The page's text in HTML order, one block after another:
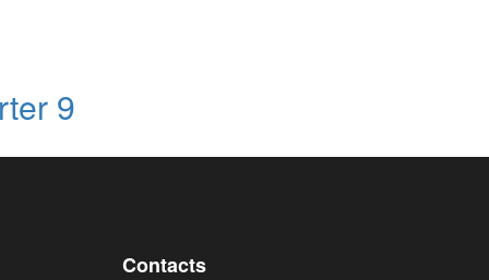
9
Contacts